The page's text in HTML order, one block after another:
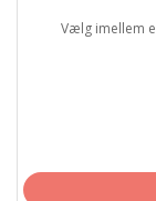
Vælg imellem